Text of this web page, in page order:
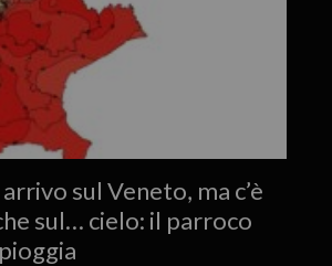
sul Veneto, ma c’è
sul… cielo: il parroco